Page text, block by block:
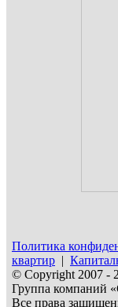
Политика
квартир |
© Copyright 2007 -
Группа компаний
Все права